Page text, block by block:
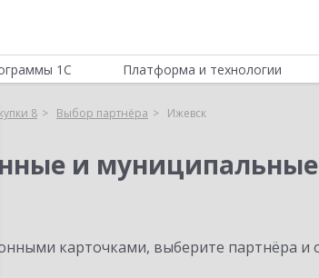
1С Платформа и технологии
8 Выбор партнёра Ижевск
и
карточками, выберите партнёра и